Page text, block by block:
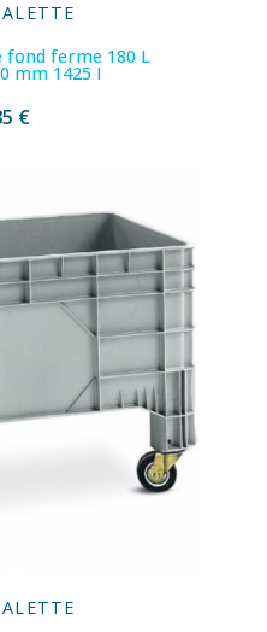
ferme 180 L
mm 1425 I
€